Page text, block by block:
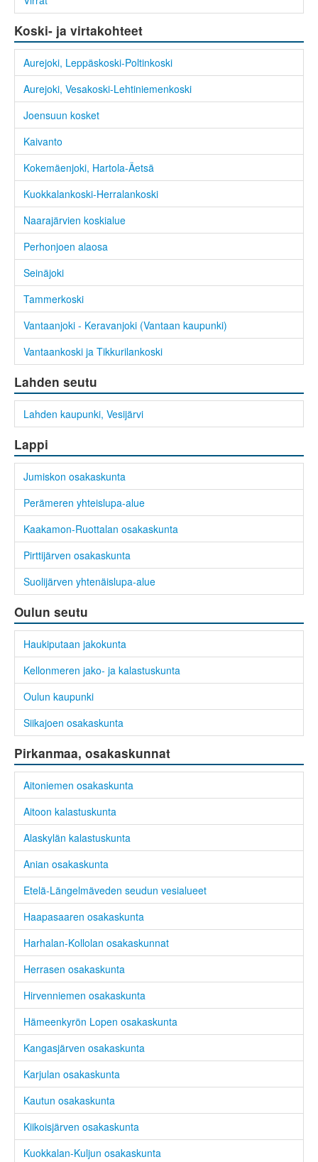
Koski- ja virtakohteet
Aurejoki, Leppäskoski-Poltinkoski
Aurejoki, Vesakoski-Lehtiniemenkoski
Joensuun kosket
Kaivanto
Kokemäenjoki, Hartola-Äetsä
Kuokkalankoski-Herralankoski
Naarajärvien koskialue
Perhonjoen alaosa
Seinäjoki
Tammerkoski
Vantaanjoki - Keravanjoki (Vantaan kaupunki)
Vantaankoski ja Tikkurilankoski
Lahden seutu
Lahden kaupunki, Vesijärvi
Lappi
Jumiskon osakaskunta
Perämeren yhteislupa-alue
Kaakamon-Ruottalan osakaskunta
Pirttijärven osakaskunta
Suolijärven yhtenäislupa-alue
Oulun seutu
Haukiputaan jakokunta
Kellonmeren jako- ja kalastuskunta
Oulun kaupunki
Siikajoen osakaskunta
Pirkanmaa, osakaskunnat
Aitoniemen osakaskunta
Aitoon kalastuskunta
Alaskylän kalastuskunta
Anian osakaskunta
Etelä-Längelmäveden seudun vesialueet
Haapasaaren osakaskunta
Harhalan-Kollolan osakaskunnat
Herrasen osakaskunta
Hirvenniemen osakaskunta
Hämeenkyrön Lopen osakaskunta
Kangasjärven osakaskunta
Karjulan osakaskunta
Kautun osakaskunta
Kiikoisjärven osakaskunta
Kuokkalan-Kuljun osakaskunta